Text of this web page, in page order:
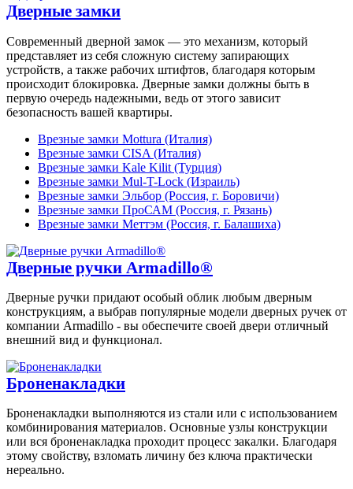
Дверные замки
Современный дверной замок — это механизм, который
представляет из себя сложную систему запирающих
устройств, а также рабочих штифтов, благодаря которым
происходит блокировка. Дверные замки должны быть в
первую очередь надежными, ведь от этого зависит
безопасность вашей квартиры.
Врезные замки Mottura (Италия)
Врезные замки CISA (Италия)
Врезные замки Kale Kilit (Турция)
Врезные замки Mul-T-Lock (Израиль)
Врезные замки Эльбор (Россия, г. Боровичи)
Врезные замки ПроСАМ (Россия, г. Рязань)
Врезные замки Меттэм (Россия, г. Балашиха)
Дверные ручки Armadillo®
Дверные ручки придают особый облик любым дверным
конструкциям, а выбрав популярные модели дверных ручек от
компании Armadillo - вы обеспечите своей двери отличный
внешний вид и функционал.
Броненакладки
Броненакладки выполняются из стали или с использованием
комбинирования материалов. Основные узлы конструкции
или вся броненакладка проходит процесс закалки. Благодаря
этому свойству, взломать личину без ключа практически
нереально.